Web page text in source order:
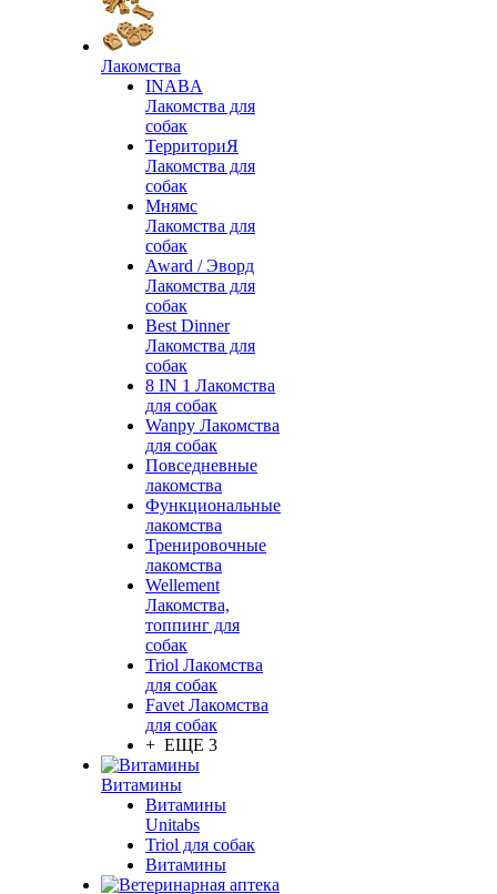
Лакомства
INABA
Лакомства для
собак
ТерриториЯ
Лакомства для
собак
Мнямс
Лакомства для
собак
Award / Эворд
Лакомства для
собак
Best Dinner
Лакомства для
собак
8 IN 1 Лакомства
для собак
Wanpy Лакомства
для собак
Повседневные
лакомства
Функциональные
лакомства
Тренировочные
лакомства
Wellement
Лакомства,
топпинг для
собак
Triol Лакомства
для собак
Favet Лакомства
для собак
+ ЕЩЕ 3
Витамины
Витамины
Unitabs
Triol для собак
Витамины